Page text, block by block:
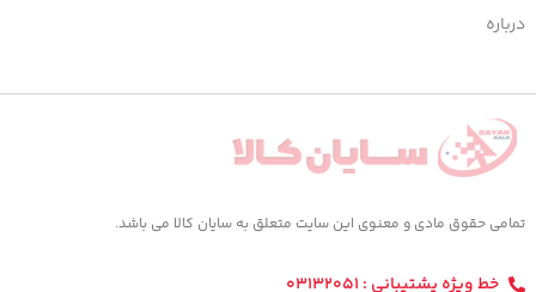
درباره
تمامی حقوق مادی و معنوی این سایت متعلق به سایان کالا می باشد.
خط ویژه پشتیبانی : 03132051